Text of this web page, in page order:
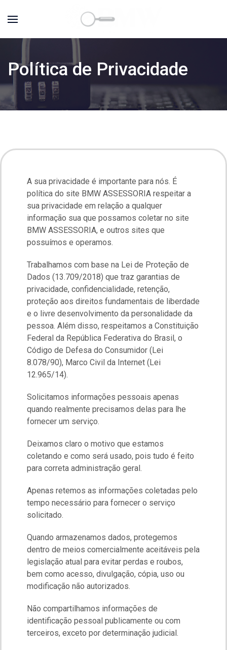
Política de Privacidade
A sua privacidade é importante para nós. É
política do site BMW ASSESSORIA respeitar a
sua privacidade em relação a qualquer
informação sua que possamos coletar no site
BMW ASSESSORIA, e outros sites que
possuímos e operamos.
Trabalhamos com base na Lei de Proteção de
Dados (13.709/2018) que traz garantias de
privacidade, confidencialidade, retenção,
proteção aos direitos fundamentais de liberdade
e o livre desenvolvimento da personalidade da
pessoa. Além disso, respeitamos a Constituição
Federal da República Federativa do Brasil, o
Código de Defesa do Consumidor (Lei
8.078/90), Marco Civil da Internet (Lei
12.965/14).
Solicitamos informações pessoais apenas
quando realmente precisamos delas para lhe
fornecer um serviço.
Deixamos claro o motivo que estamos
coletando e como será usado, pois tudo é feito
para correta administração geral.
Apenas retemos as informações coletadas pelo
tempo necessário para fornecer o serviço
solicitado.
Quando armazenamos dados, protegemos
dentro de meios comercialmente aceitáveis pela
legislação atual para evitar perdas e roubos,
bem como acesso, divulgação, cópia, uso ou
modificação não autorizados.
Não compartilhamos informações de
identificação pessoal publicamente ou com
terceiros, exceto por determinação judicial.